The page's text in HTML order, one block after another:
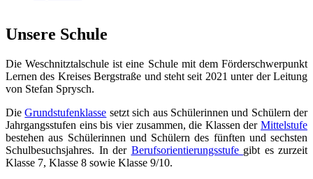
Unsere Schule
Die Weschnitztalschule ist eine Schule mit dem Förderschwerpunkt
Lernen des Kreises Bergstraße und steht seit 2021 unter der Leitung
von Stefan Sprysch.
DieGrundstufenklasse setzt sich aus Schülerinnen und Schülern der
Jahrgangsstufen eins bis vier zusammen, die Klassen der Mittelstufe
bestehen aus Schülerinnen und Schülern des fünften und sechsten
Schulbesuchsjahres. In der Berufsorientierungsstufe gibt es zurzeit
Klasse 7, Klasse 8 sowie Klasse 9/10.